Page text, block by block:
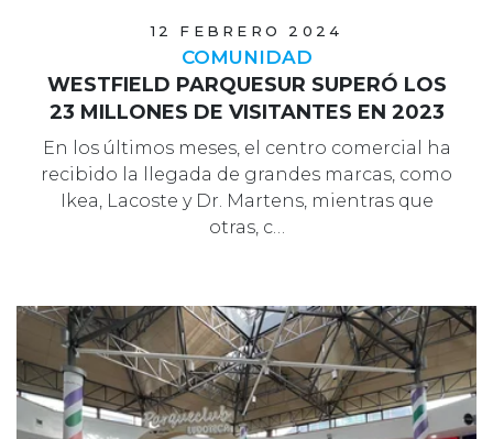
12 FEBRERO 2024
COMUNIDAD
WESTFIELD PARQUESUR SUPERÓ LOS
23 MILLONES DE VISITANTES EN 2023
En los últimos meses, el centro comercial ha
recibido la llegada de grandes marcas, como
Ikea, Lacoste y Dr. Martens, mientras que
otras, c…